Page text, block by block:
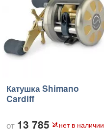
Катушка Shimano
Cardiff
13 785 нет в наличии